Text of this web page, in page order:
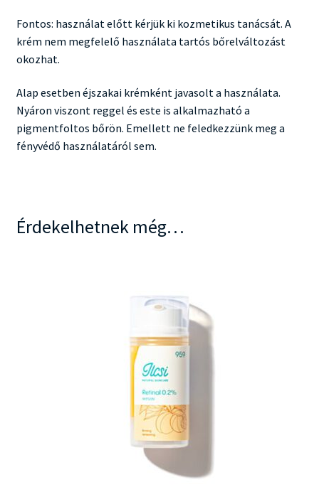
Fontos: használat előtt kérjük ki kozmetikus tanácsát. A
krém nem megfelelő használata tartós bőrelváltozást
okozhat.
Alap esetben éjszakai krémként javasolt a használata.
Nyáron viszont reggel és este is alkalmazható a
pigmentfoltos bőrön. Emellett ne feledkezzünk meg a
fényvédő használatáról sem.
Érdekelhetnek még…